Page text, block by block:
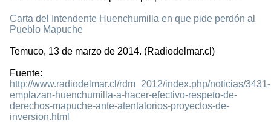
Carta del Intendente Huenchumilla en que pide perdón al
Pueblo Mapuche
Temuco, 13 de marzo de 2014. (Radiodelmar.cl)
Fuente:
http://www.radiodelmar.cl/rdm_2012/index.php/noticias/3431-
emplazan-huenchumilla-a-hacer-efectivo-respeto-de-
derechos-mapuche-ante-atentatorios-proyectos-de-
inversion.html